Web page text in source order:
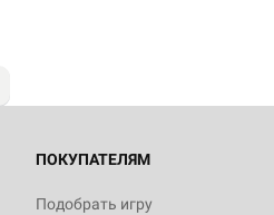
ПОКУПАТЕЛЯМ
Подобрать игру